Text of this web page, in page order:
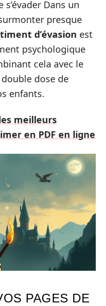
Dans un
presque
d’évasion est
psychologique
cela avec le
dose de
enfants.
meilleurs
en PDF en ligne
PAGES DE